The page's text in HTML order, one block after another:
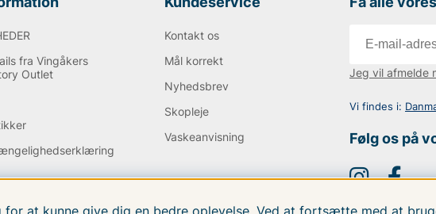
fra Vingåkers
Outlet
Kontakt os
Mål korrekt
Nyhedsbrev
Skopleje
Vaskeanvisning
Jeg vil afmelde
Vi findes i:
Følg os på
at kunne give dig en bedre oplevelse. Ved at fortsætte med at